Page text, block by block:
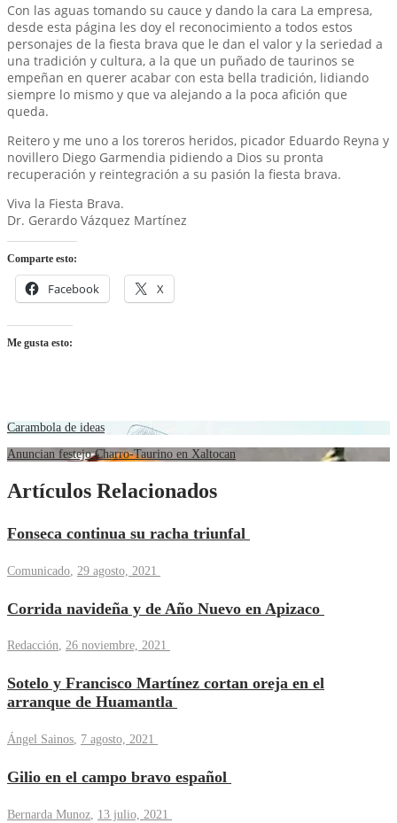
Con las aguas tomando su cauce y dando la cara La empresa,
desde esta página les doy el reconocimiento a todos estos
personajes de la fiesta brava que le dan el valor y la seriedad a
una tradición y cultura, a la que un puñado de taurinos se
empeñan en querer acabar con esta bella tradición, lidiando
siempre lo mismo y que va alejando a la poca afición que
queda.
Reitero y me uno a los toreros heridos, picador Eduardo Reyna y
novillero Diego Garmendia pidiendo a Dios su pronta
recuperación y reintegración a su pasión la fiesta brava.
Viva la Fiesta Brava.
Dr. Gerardo Vázquez Martínez
Comparte esto:
Facebook X
Me gusta esto:
Carambola de ideas
Anuncian festejo Charro-Taurino en Xaltocan
Artículos Relacionados
Fonseca continua su racha triunfal
Comunicado 29 agosto, 2021
Corrida navideña y de Año Nuevo en Apizaco
Redacción, 26 noviembre, 2021
Sotelo y Francisco Martínez cortan oreja en el
arranque de Huamantla
Ángel Sainos, 7 agosto, 2021
Gilio en el campo bravo español
Bernarda Munoz, 13 julio, 2021